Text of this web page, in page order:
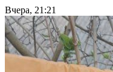
Вчера, 21:21